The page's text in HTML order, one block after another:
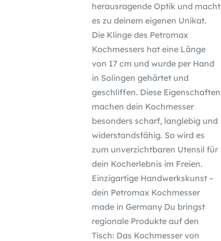
herausragende Optik und macht
es zu deinem eigenen Unikat.
Die Klinge des Petromax
Kochmessers hat eine Länge
von 17 cm und wurde per Hand
in Solingen gehärtet und
geschliffen. Diese Eigenschaften
machen dein Kochmesser
besonders scharf, langlebig und
widerstandsfähig. So wird es
zum unverzichtbaren Utensil für
dein Kocherlebnis im Freien.
Einzigartige Handwerkskunst –
dein Petromax Kochmesser
made in Germany Du bringst
regionale Produkte auf den
Tisch: Das Kochmesser von